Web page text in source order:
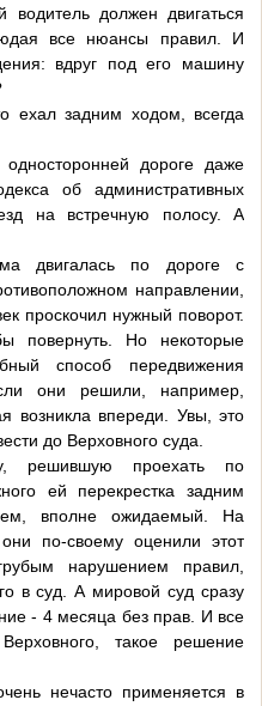
должен двигаться
все нюансы правил. И
вдруг под его машину
ехал задним ходом, всегда
дороге даже
об административных
на встречную полосу. А
двигалась по дороге с
направлении,
проскочил нужный поворот.
повернуть. Но некоторые
способ передвижения
они решили, например,
возникла впереди. Увы, это
до Верховного суда.
решившую проехать по
ей перекрестка задним
вполне ожидаемый. На
по-своему оценили этот
нарушением правил,
в суд. А мировой суд сразу
- 4 месяца без прав. И все
такое решение
нечасто применяется в